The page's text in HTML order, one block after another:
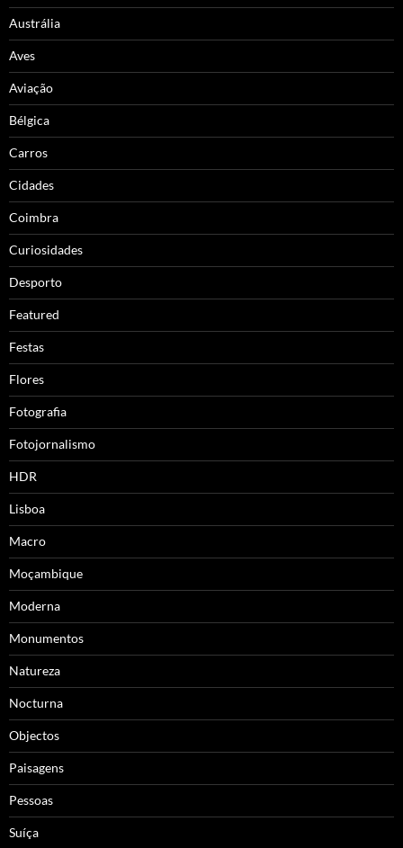
Austrália
Aves
Aviação
Bélgica
Carros
Cidades
Coimbra
Curiosidades
Desporto
Featured
Festas
Flores
Fotografia
Fotojornalismo
HDR
Lisboa
Macro
Moçambique
Moderna
Monumentos
Natureza
Nocturna
Objectos
Paisagens
Pessoas
Suíça